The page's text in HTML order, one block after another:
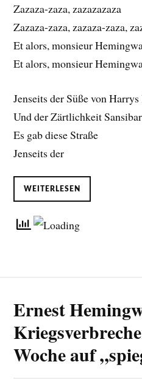
Zazaza-zaza, zazazazaza
Zazaza-zaza, zazaza-zaza,
Et alors, monsieur
Et alors, monsieur
Jenseits der Süße von
Und der Zärtlichkeit
Es gab diese Straße
Jenseits der
WEITERLESEN
Ernest
Woche auf